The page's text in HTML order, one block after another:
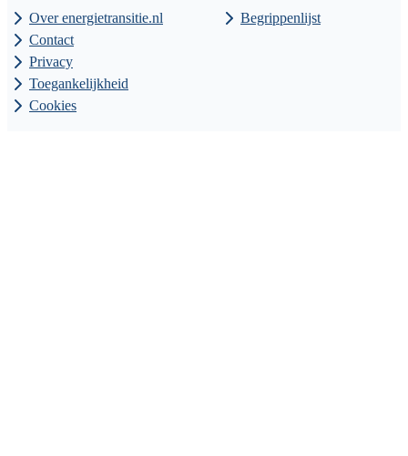
Over energietransitie.nl
Contact
Privacy
Toegankelijkheid
Cookies
Begrippenlijst